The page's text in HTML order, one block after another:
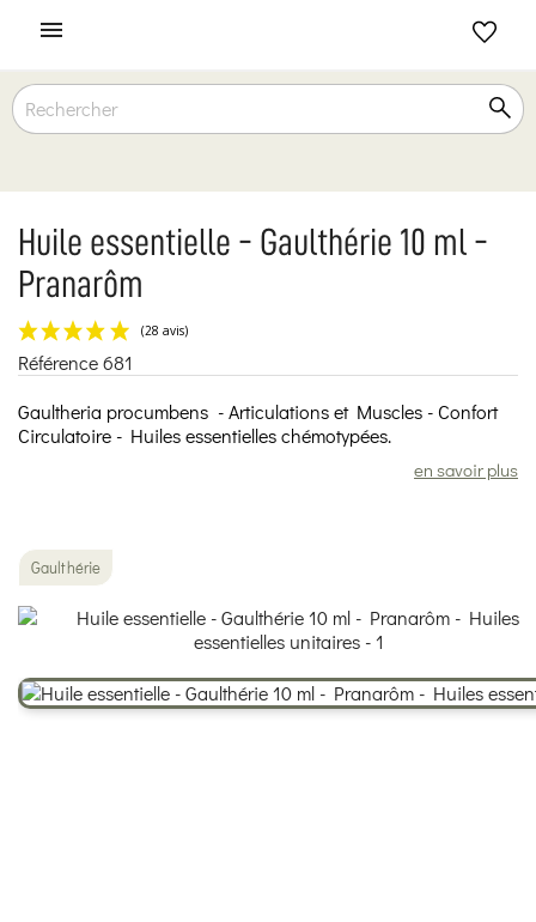

Huile essentielle - Gaulthérie 10 ml -
Pranarôm
Référence681
Gaultheria procumbens - Articulations et Muscles - Confort
Circulatoire - Huiles essentielles chémotypées.
en savoir plus
Gaulthérie